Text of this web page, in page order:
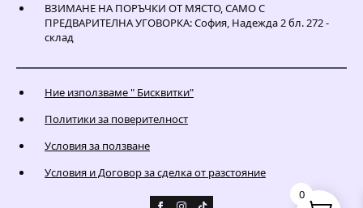
ВЗИМАНЕ НА ПОРЪЧКИ ОТ МЯСТО, САМО С
ПРЕДВАРИТЕЛНА УГОВОРКА: София, Надежда 2 бл. 272 -
склад
Ние използваме " Бисквитки"
Политики за поверителност
Условия за ползване
Условия и Договор за сделка от разстояние
0